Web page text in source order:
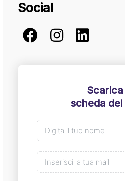
Social
Scarica
scheda